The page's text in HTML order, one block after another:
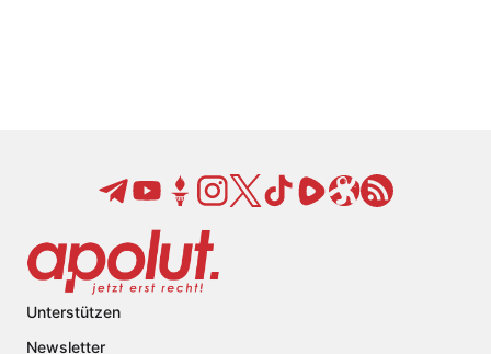
Unterstützen
Newsletter